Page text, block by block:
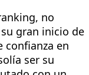
no
gran inicio de
confianza en
ser su